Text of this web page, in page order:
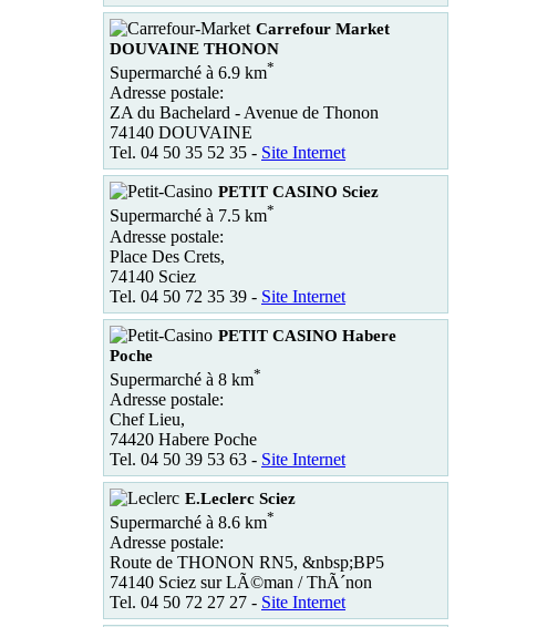
Carrefour Market
DOUVAINE THONON
Supermarché à 6.9 km*
Adresse postale:
ZA du Bachelard - Avenue de Thonon
74140 DOUVAINE
Tel. 04 50 35 52 35 - Site Internet
PETIT CASINO Sciez
Supermarché à 7.5 km*
Adresse postale:
Place Des Crets,
74140 Sciez
Tel. 04 50 72 35 39 - Site Internet
PETIT CASINO Habere
Poche
Supermarché à 8 km*
Adresse postale:
Chef Lieu,
74420 Habere Poche
Tel. 04 50 39 53 63 - Site Internet
E.Leclerc Sciez
Supermarché à 8.6 km*
Adresse postale:
Route de THONON RN5, &nbsp;BP5
74140 Sciez sur LÃ©man / ThÃ´non
Tel. 04 50 72 27 27 - Site Internet